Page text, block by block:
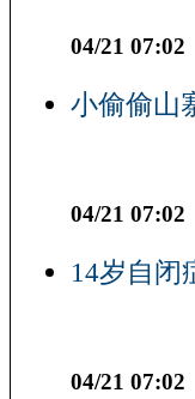
04/21 07:02
小偷偷山
04/21 07:02
14岁自闭
04/21 07:02